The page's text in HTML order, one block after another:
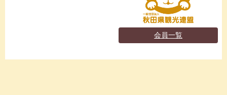
会員一覧